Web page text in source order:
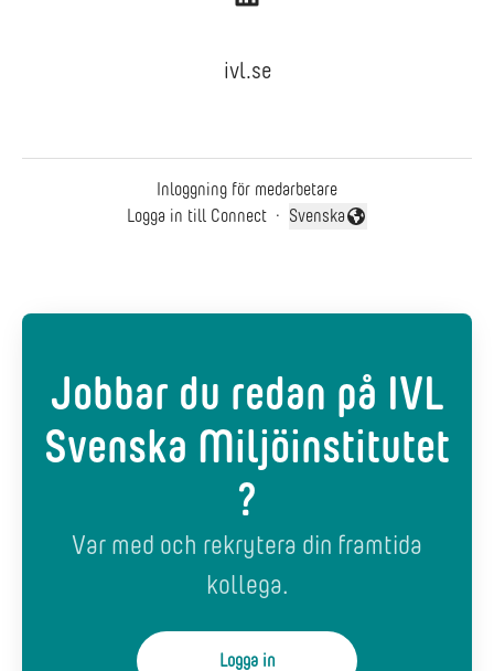
ivl.se
Inloggning för medarbetare
Logga in till Connect ·
Byt språk
Svenska
Jobbar du redan på IVL
Svenska Miljöinstitutet
?
Var med och rekrytera din framtida
kollega.
Logga in